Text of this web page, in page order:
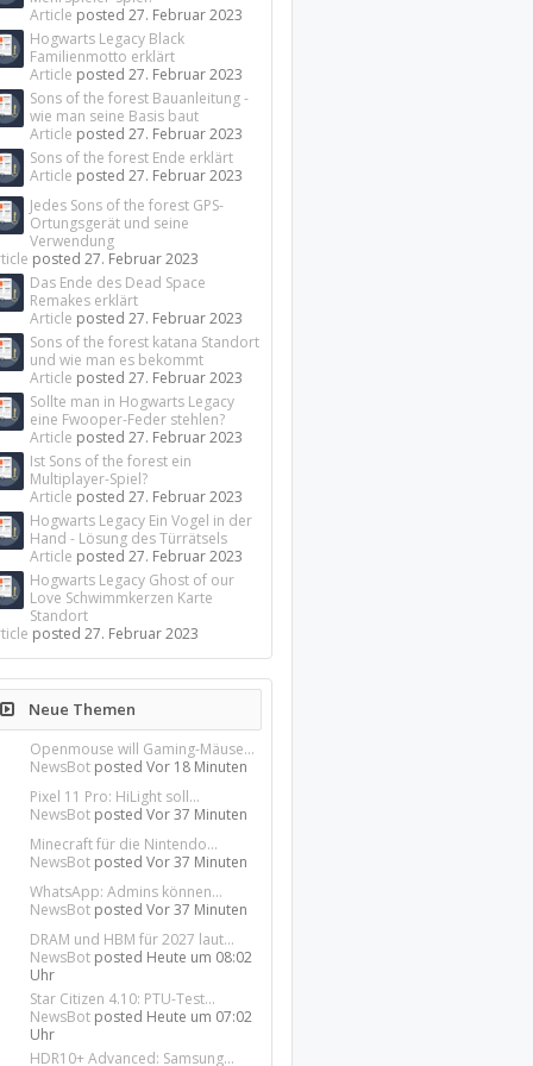
Article posted27. Februar 2023
Hogwarts Legacy Black
Familienmotto erklärt
Article posted27. Februar 2023
Sons of the forest Bauanleitung -
wie man seine Basis baut
Article posted27. Februar 2023
Sons of the forest Ende erklärt
Article posted27. Februar 2023
Jedes Sons of the forest GPS-
Ortungsgerät und seine
Verwendung
posted27. Februar 2023
Das Ende des Dead Space
Remakes erklärt
Article posted27. Februar 2023
Sons of the forest katana Standort
und wie man es bekommt
Article posted27. Februar 2023
Sollte man in Hogwarts Legacy
eine Fwooper-Feder stehlen?
Article posted27. Februar 2023
Ist Sons of the forest ein
Multiplayer-Spiel?
Article posted27. Februar 2023
Hogwarts Legacy Ein Vogel in der
Hand - Lösung des Türrätsels
Article posted27. Februar 2023
Hogwarts Legacy Ghost of our
Love Schwimmkerzen Karte
Standort
posted27. Februar 2023
Neue Themen
Openmouse will Gaming-Mäuse...
NewsBot postedVor 18 Minuten
Pixel 11 Pro: HiLight soll...
NewsBot postedVor 37 Minuten
Minecraft für die Nintendo...
NewsBot postedVor 37 Minuten
WhatsApp: Admins können...
NewsBot postedVor 37 Minuten
DRAM und HBM für 2027 laut...
NewsBot posted Heute um 08:02
Uhr
Star Citizen 4.10: PTU-Test...
NewsBot posted Heute um 07:02
Uhr
HDR10+ Advanced: Samsung...